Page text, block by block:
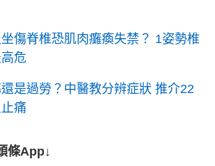
傷脊椎恐肌肉癱瘓失禁？ 1姿勢椎
危
是過勞？中醫教分辨症狀 推介22
痛
條App↓